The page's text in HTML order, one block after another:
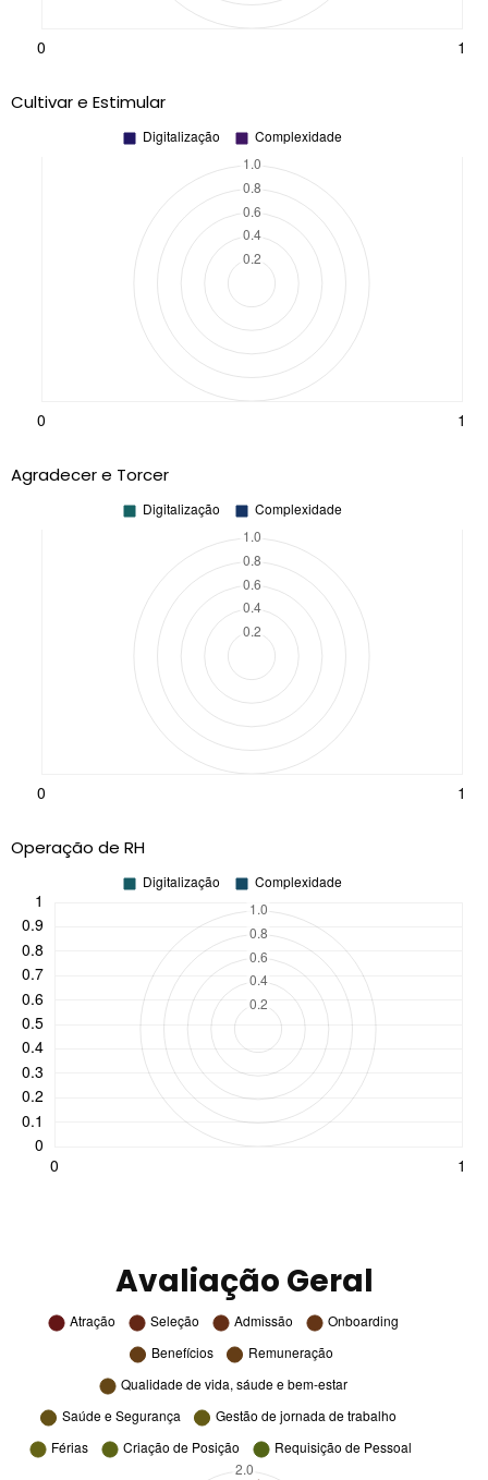
Cultivar e Estimular
Agradecer e Torcer
Operação de RH
Avaliação Geral